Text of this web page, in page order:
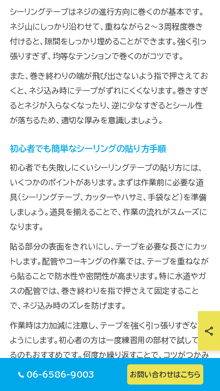
シーリングテープはネジの進行方向に巻くのが基本です。
ネジ山にしっかり沿わせて、重ねながら2〜3周程度巻き
付けると、隙間をしっかり埋めることができます。強く引っ
張りすぎず、均等なテンションで巻くのがコツです。
また、巻き終わりの端が飛び出さないよう指で押さえてお
くと、ネジ込み時にテープがずれにくくなります。巻きすぎ
るとネジが入らなくなったり、逆に少なすぎるとシール性
が落ちるため、適切な厚みを意識しましょう。
初心者でも簡単なシーリングの貼り方手順
初心者でも失敗しにくいシーリングテープの貼り方には、
いくつかのポイントがあります。まずは作業前に必要な道
具（シーリングテープ、カッターやハサミ、手袋など）を準備
しましょう。道具を揃えることで、作業の流れがスムーズに
なります。
貼る部分の表面をきれいにし、テープを必要な長さにカッ
トします。配管やコーキングの作業では、テープを重ねなが
ら貼ることで防水性や密閉性が高まります。特に水道やガ
スの配管では、巻き終わりを指で押さえて固定すること
で、ネジ込み時のズレを防げます。
作業時は力加減に注意し、テープを強く引っ張りすぎない
ようにします。初心者の方は一度練習用の部材で試してみ
るのもおすすめです。何度か繰り返すことで、コツがつかみ
やすくなります。
06-6586-9003 お問い合わせはこちら